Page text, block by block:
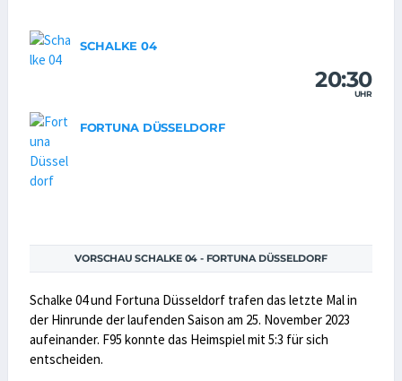
SCHALKE 04
20:30
UHR
FORTUNA DÜSSELDORF
VORSCHAU SCHALKE 04 - FORTUNA DÜSSELDORF
Schalke 04 und Fortuna Düsseldorf trafen das letzte Mal in
der Hinrunde der laufenden Saison am 25. November 2023
aufeinander. F95 konnte das Heimspiel mit 5:3 für sich
entscheiden.